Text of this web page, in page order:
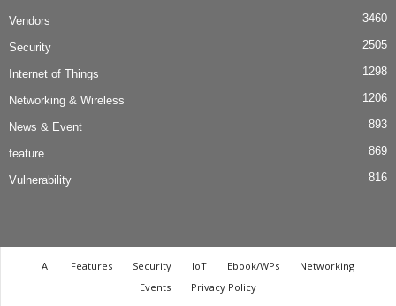
Vendors 3460
Security 2505
Internet of Things 1298
Networking & Wireless 1206
News & Event 893
feature 869
Vulnerability 816
AI Features Security IoT Ebook/WPs
Networking
Events
Privacy Policy